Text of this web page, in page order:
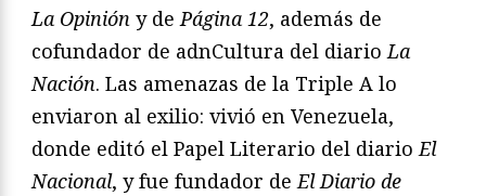
La Opinión y dePágina 12, además de
cofundador de adnCultura del diarioLa
Nación. Las amenazas de la Triple A lo
enviaron al exilio: vivió en Venezuela,
donde editó el Papel Literario del diarioEl
Nacional, y fue fundador deEl Diario de